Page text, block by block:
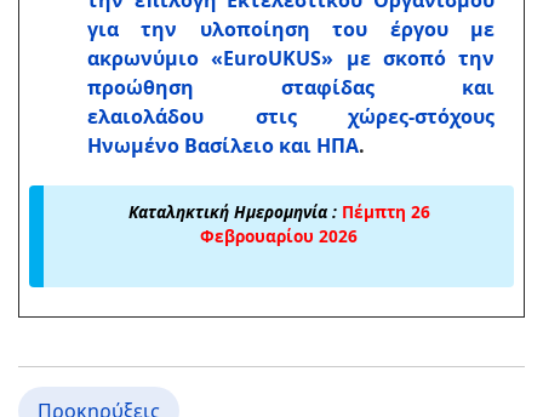
για την υλοποίηση του έργου με
ακρωνύμιο «ΕuroUKUS» με σκοπό την
προώθηση σταφίδας και
ελαιολάδου στις χώρες-στόχους
Ηνωμένο Βασίλειο και ΗΠΑ.
Καταληκτική Ημερομηνία : Πέμπτη 26
Φεβρουαρίου 2026
Προκηρύξεις